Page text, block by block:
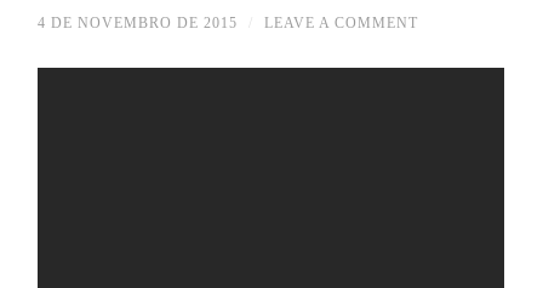
4 DE NOVEMBRO DE 2015 LEAVE A COMMENT